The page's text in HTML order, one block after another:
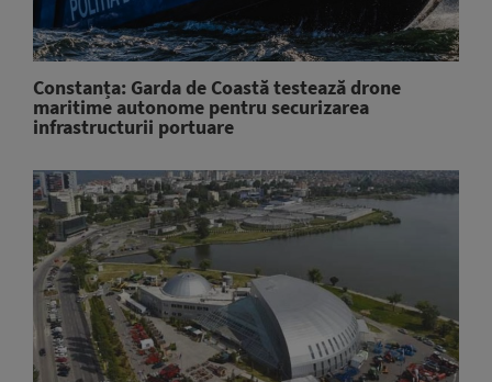
Constanța: Garda de Coastă testează drone
maritime autonome pentru securizarea
infrastructurii portuare